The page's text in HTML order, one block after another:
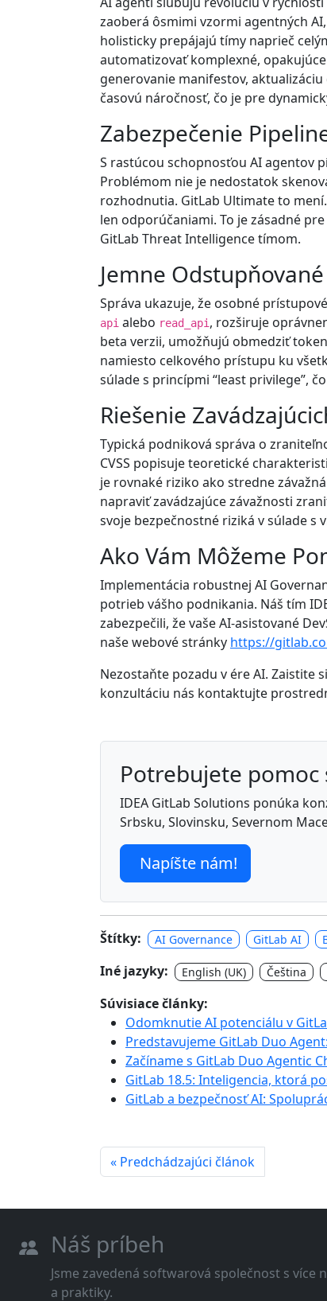
zaoberá ôsmimi vzormi agentných
holisticky prepájajú tímy naprieč
automatizovať komplexné,
generovanie manifestov,
časovú náročnosť, čo je pre
Zabezpečenie
S rastúcou schopnosťou AI agentov
Problémom nie je nedostatok
rozhodnutia. GitLab Ultimate to
len odporúčaniami. To je zásadné
GitLab Threat Intelligence tímom.
Jemne
Správa ukazuje, že osobné
api alebo read_api , rozširuje
beta verzii, umožňujú obmedziť
namiesto celkového prístupu ku
súlade s princípmi “least privilege”,
Riešenie
Typická podniková správa o
CVSS popisuje teoretické
je rovnaké riziko ako stredne
napraviť zavádzajúce závažnosti
svoje bezpečnostné riziká v súlade
Ako Vám Môžeme
Implementácia robustnej AI
potrieb vášho podnikania. Náš tím
zabezpečili, že vaše AI-asistované
naše webové stránky https://
Nezostaňte pozadu v ére AI. Zaistite
konzultáciu nás kontaktujte
Potrebujete pomoc
IDEA GitLab Solutions ponúka
Srbsku, Slovinsku, Severnom
Napíšte nám!
Štítky: AI Governance GitLab AI
Iné jazyky: English (UK) Čeština
Súvisiace články:
Odomknutie AI potenciálu v
Predstavujeme GitLab Duo
Začíname s GitLab Duo Agentic
GitLab 18.5: Inteligencia, ktorá
GitLab a bezpečnosť AI:
« Predchádzajúci článok
Náš príbeh
Jsme zavedená softwarová společnost s
a praktiky.